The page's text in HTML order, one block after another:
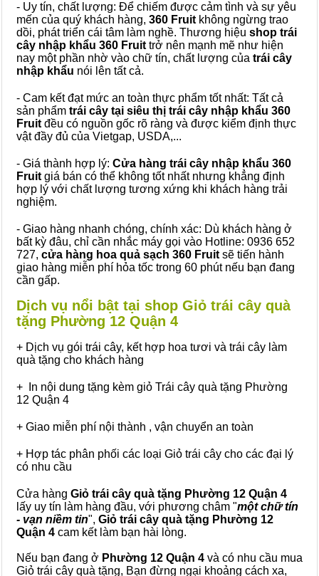
- Uy tín, chất lượng: Để chiếm được cảm tình và sự yêu
mến của quý khách hàng, 360 Fruit không ngừng trao
dồi, phát triển cái tâm làm nghề. Thương hiệu shop trái
cây nhập khẩu 360 Fruit trở nên mạnh mẽ như hiện
nay một phần nhờ vào chữ tín, chất lượng của trái cây
nhập khẩu nói lên tất cả.
- Cam kết đạt mức an toàn thực phẩm tốt nhất: Tất cả
sản phẩm trái cây tại siêu thị trái cây nhập khẩu 360
Fruit đều có nguồn gốc rõ ràng và được kiểm định thực
vật đầy đủ của Vietgap, USDA,...
- Giá thành hợp lý: Cửa hàng trái cây nhập khẩu 360
Fruit giá bán có thể không tốt nhất nhưng khẳng định
hợp lý với chất lượng tương xứng khi khách hàng trải
nghiệm.
- Giao hàng nhanh chóng, chính xác: Dù khách hàng ở
bất kỳ đâu, chỉ cần nhắc máy gọi vào Hotline: 0936 652
727, cửa hàng hoa quả sạch 360 Fruit sẽ tiến hành
giao hàng miễn phí hỏa tốc trong 60 phút nếu bạn đang
cần gấp.
Dịch vụ nổi bật tại shop Giỏ trái cây quà
tặng Phường 12 Quận 4
+ Dịch vụ gói trái cây, kết hợp hoa tươi và trái cây làm
quà tặng cho khách hàng
+ In nội dung tặng kèm giỏ Trái cây quà tặng Phường
12 Quận 4
+ Giao miễn phí nội thành , vận chuyển an toàn
+ Hợp tác phân phối các loại Giỏ trái cây cho các đại lý
có nhu cầu
Cửa hàng Giỏ trái cây quà tặng Phường 12 Quận 4
lấy uy tín làm hàng đầu, với phương châm "một chữ tín
- vạn niềm tin", Giỏ trái cây quà tặng Phường 12
Quận 4 cam kết làm bạn hài lòng.
Nếu bạn đang ở Phường 12 Quận 4 và có nhu cầu mua
Giỏ trái cây quà tặng, Bạn đừng ngại khoảng cách xa,